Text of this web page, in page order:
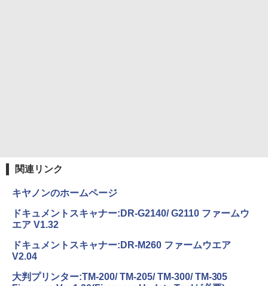
関連リンク
キヤノンのホームページ
ドキュメントスキャナー:DR-G2140/ G2110 ファームウ
エア V1.32
ドキュメントスキャナー:DR-M260 ファームウエア
V2.04
大判プリンター:TM-200/ TM-205/ TM-300/ TM-305